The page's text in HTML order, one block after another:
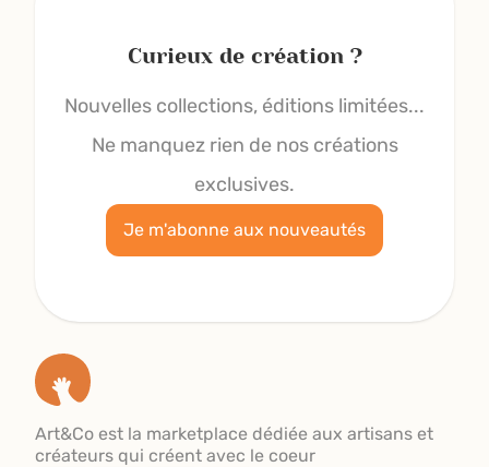
Curieux de création ?
Nouvelles collections, éditions limitées...
Ne manquez rien de nos créations
exclusives.
Je m'abonne aux nouveautés
Art&Co est la marketplace dédiée aux artisans et
créateurs qui créent avec le coeur